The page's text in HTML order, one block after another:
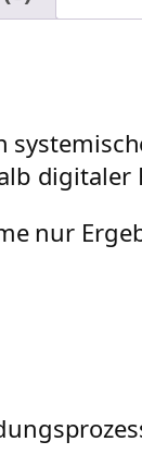
digitaler
nur